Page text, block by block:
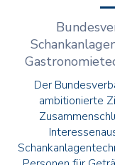
Der
ambitionierte